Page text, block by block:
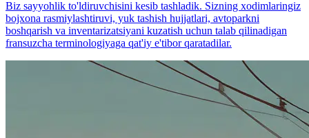
Biz sayyohlik to'ldiruvchisini kesib tashladik. Sizning xodimlaringiz
bojxona rasmiylashtiruvi, yuk tashish hujjatlari, avtoparkni
boshqarish va inventarizatsiyani kuzatish uchun talab qilinadigan
fransuzcha terminologiyaga qat'iy e'tibor qaratadilar.